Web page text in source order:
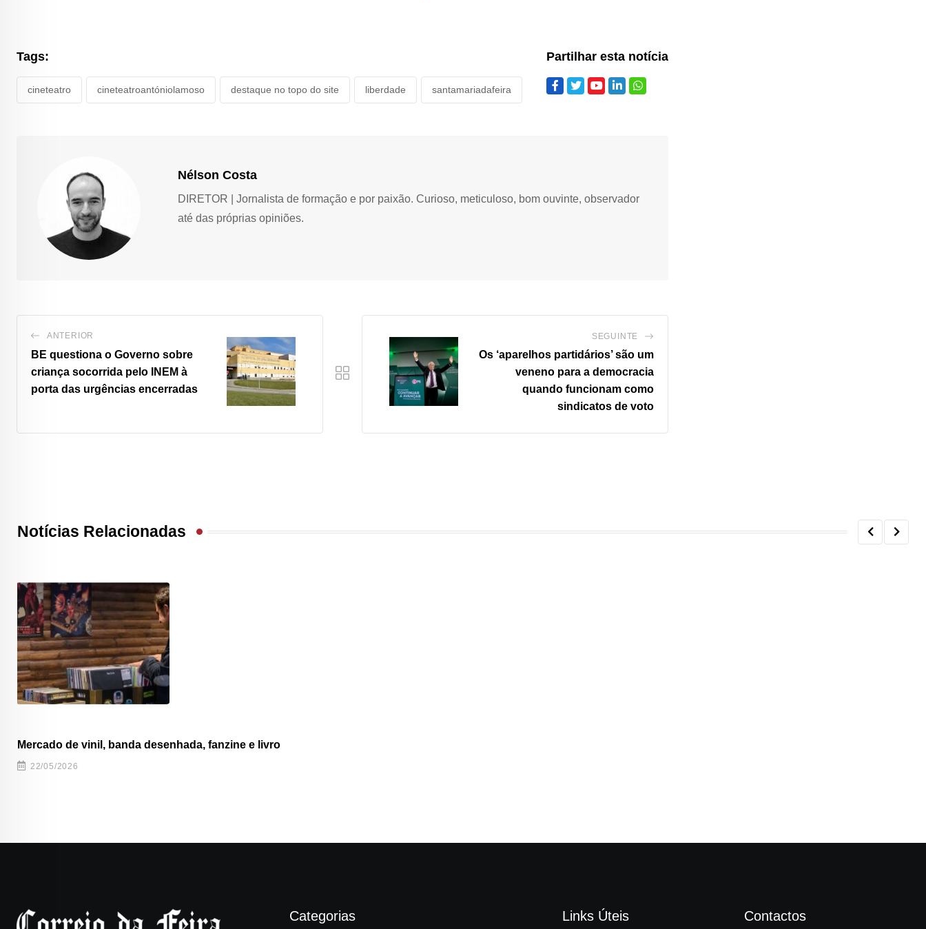
Tags:
cineteatro cineteatroantóniolamoso destaque no topo do site liberdade santamariadafeira
Partilhar esta notícia
Nélson Costa
DIRETOR | Jornalista de formação e por paixão. Curioso, meticuloso, bom ouvinte, observador
até das próprias opiniões.
ANTERIOR
BE questiona o Governo sobre
criança socorrida pelo INEM à
porta das urgências encerradas
SEGUINTE
Os ‘aparelhos partidários’ são um
veneno para a democracia
quando funcionam como
sindicatos de voto
Notícias Relacionadas
Mercado de vinil, banda desenhada, fanzine e livro
22/05/2026
Categorias Links Úteis Contactos